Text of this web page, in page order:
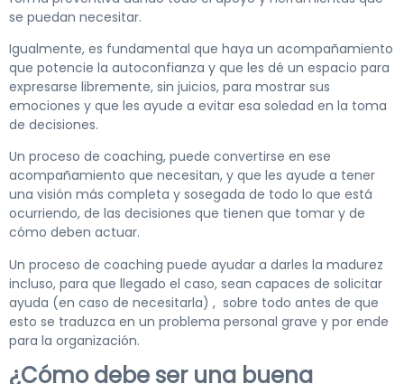
se puedan necesitar.
Igualmente, es fundamental que haya un acompañamiento
que potencie la autoconfianza y que les dé un espacio para
expresarse libremente, sin juicios, para mostrar sus
emociones y que les ayude a evitar esa soledad en la toma
de decisiones.
Un proceso de coaching, puede convertirse en ese
acompañamiento que necesitan, y que les ayude a tener
una visión más completa y sosegada de todo lo que está
ocurriendo, de las decisiones que tienen que tomar y de
cómo deben actuar.
Un proceso de coaching puede ayudar a darles la madurez
incluso, para que llegado el caso, sean capaces de solicitar
ayuda (en caso de necesitarla) , sobre todo antes de que
esto se traduzca en un problema personal grave y por ende
para la organización.
¿Cómo debe ser una buena